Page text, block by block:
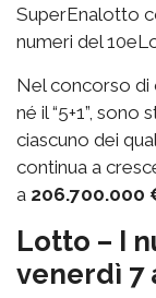
SuperEnalotto
numeri del
Nel concorso di
né il “5+1”,
ciascuno dei
continua a
a 206.700.000
Lotto – I
venerdì 7